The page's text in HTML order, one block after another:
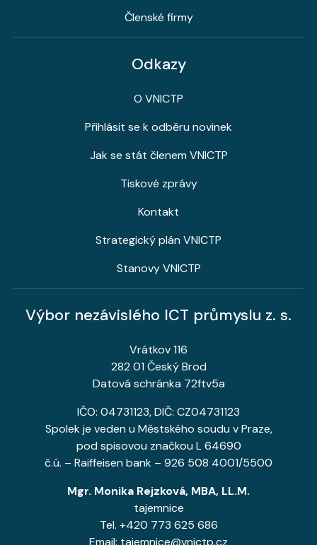
Členské firmy
Odkazy
O VNICTP
Přihlásit se k odběru novinek
Jak se stát členem VNICTP
Tiskové zprávy
Kontakt
Strategický plán VNICTP
Stanovy VNICTP
Výbor nezávislého ICT průmyslu z. s.
Vrátkov 116
282 01 Český Brod
Datová schránka 72ftv5a
IČO: 04731123, DIČ: CZ04731123
Spolek je veden u Městského soudu v Praze,
pod spisovou značkou L 64690
č.ú. – Raiffeisen bank – 926 508 4001/5500
Mgr. Monika Rejzková, MBA, LL.M.
tajemnice
Tel. +420 773 625 686
Email: tajemnice@vnictp.cz